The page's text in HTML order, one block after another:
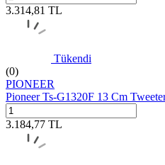
3.314,81 TL
Tükendi
(0)
PIONEER
Pioneer Ts-G1320F 13 Cm
3.184,77 TL